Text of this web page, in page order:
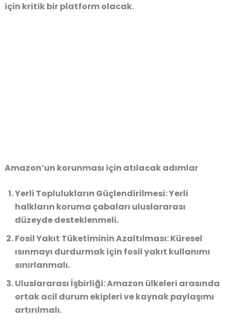
için kritik bir platform olacak.
Amazon’un korunması için atılacak adımlar
Yerli Toplulukların Güçlendirilmesi:Yerli
halkların koruma çabaları uluslararası
düzeyde desteklenmeli.
Fosil Yakıt Tüketiminin Azaltılması:Küresel
ısınmayı durdurmak için fosil yakıt kullanımı
sınırlanmalı.
Uluslararası İşbirliği:Amazon ülkeleri arasında
ortak acil durum ekipleri ve kaynak paylaşımı
artırılmalı.